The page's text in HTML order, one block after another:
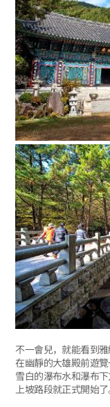
不一會兒，就能看到雅
在幽靜的大雄殿前遊
雪白的瀑布水和瀑布
上坡路段就正式開始了